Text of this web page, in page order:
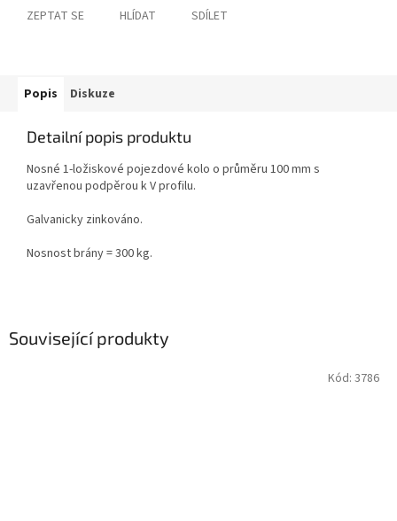
ZEPTAT SE HLÍDAT SDÍLET
Související produkty
Kód: 3786
Popis Diskuze
Detailní popis produktu
Nosné 1-ložiskové pojezdové kolo o průměru 100 mm s
uzavřenou podpěrou k V profilu.
Galvanicky zinkováno.
Nosnost brány = 300 kg.